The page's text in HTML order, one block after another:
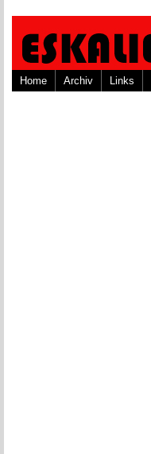
Home Archiv Links